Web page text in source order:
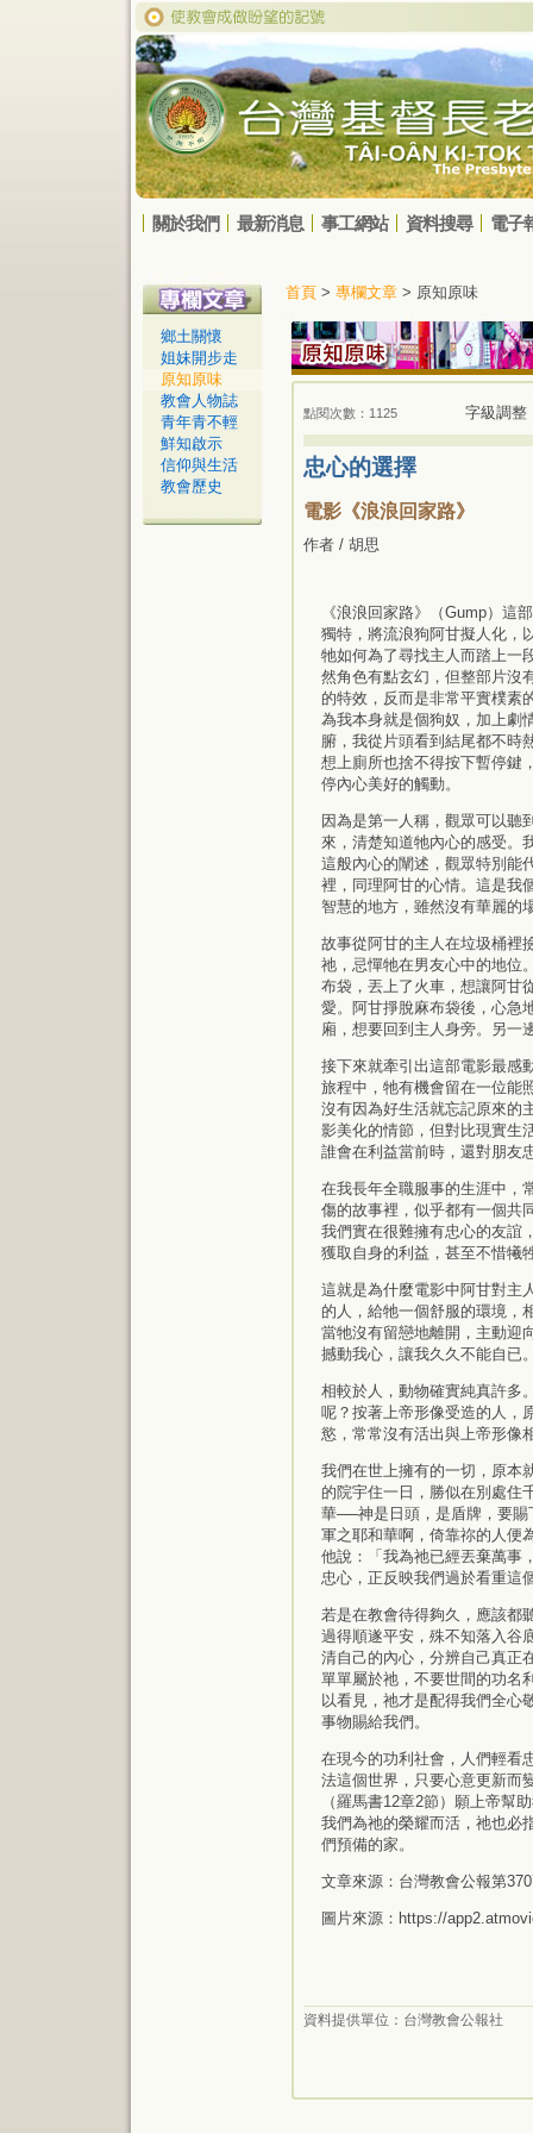
關於我們 最新消息 事工網站 資料搜尋 電子
鄉土關懷
姐妹開步走
原知原味
教會人物誌
青年青不輕
鮮知啟示
信仰與生活
教會歷史
首頁 > 專欄文章 > 原知原味
點閱次數：1125 字級調整
忠心的選擇
電影《浪浪回家路》
作者 / 胡思
《浪浪回家路》（Gump）這
獨特，將流浪狗阿甘擬人化，
牠如何為了尋找主人而踏上一
然角色有點玄幻，但整部片沒
的特效，反而是非常平實樸素
為我本身就是個狗奴，加上劇
腑，我從片頭看到結尾都不時
想上廁所也捨不得按下暫停鍵
停內心美好的觸動。
因為是第一人稱，觀眾可以聽
來，清楚知道牠內心的感受。
這般內心的闡述，觀眾特別能
裡，同理阿甘的心情。這是我
智慧的地方，雖然沒有華麗的
故事從阿甘的主人在垃圾桶裡
祂，忌憚牠在男友心中的地位
布袋，丟上了火車，想讓阿甘
愛。阿甘掙脫麻布袋後，心急
廂，想要回到主人身旁。另一
接下來就牽引出這部電影最感
旅程中，牠有機會留在一位能
沒有因為好生活就忘記原來的
影美化的情節，但對比現實生
誰會在利益當前時，還對朋友
在我長年全職服事的生涯中，
傷的故事裡，似乎都有一個共
我們實在很難擁有忠心的友誼
獲取自身的利益，甚至不惜犧
這就是為什麼電影中阿甘對主
的人，給牠一個舒服的環境，
當牠沒有留戀地離開，主動迎
撼動我心，讓我久久不能自已
相較於人，動物確實純真許多
呢？按著上帝形像受造的人，
慾，常常沒有活出與上帝形像
我們在世上擁有的一切，原本
的院宇住一日，勝似在別處住
華──神是日頭，是盾牌，要賜
軍之耶和華啊，倚靠祢的人便
他說：「我為祂已經丟棄萬事
忠心，正反映我們過於看重這
若是在教會待得夠久，應該都
過得順遂平安，殊不知落入谷
清自己的內心，分辨自己真正
單單屬於祂，不要世間的功名
以看見，祂才是配得我們全心
事物賜給我們。
在現今的功利社會，人們輕看
法這個世界，只要心意更新而
（羅馬書12章2節）願上帝幫
我們為祂的榮耀而活，祂也必
們預備的家。
文章來源：台灣教會公報第
圖片來源：https://
資料提供單位： 台灣教會公報社